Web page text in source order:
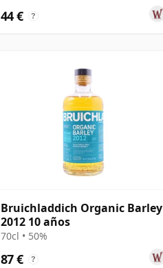
44 € ?
Bruichladdich Organic Barley
2012 10 años
70cl • 50%
87 € ?